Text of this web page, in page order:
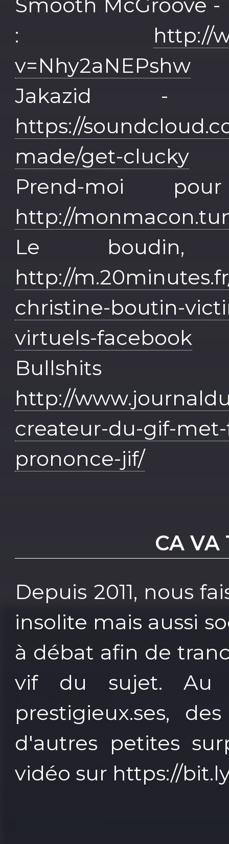
: http://
v=Nhy2aNEPshw
Jakazid -
https://
made/get-clucky
Prend-moi
http://
Le
http://m.20minutes.fr/
christine-boutin-
virtuels-facebook
http://
createur-du-gif-
prononce-jif/
CA VA
Depuis 2011, nous
insolite mais aussi
à débat afin de
vif du sujet. Au
prestigieux.ses,
d'autres petites
vidéo sur https://